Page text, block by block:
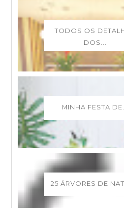
TODOS OS
DOS...
MINHA FESTA DE...
25 ÁRVORES DE